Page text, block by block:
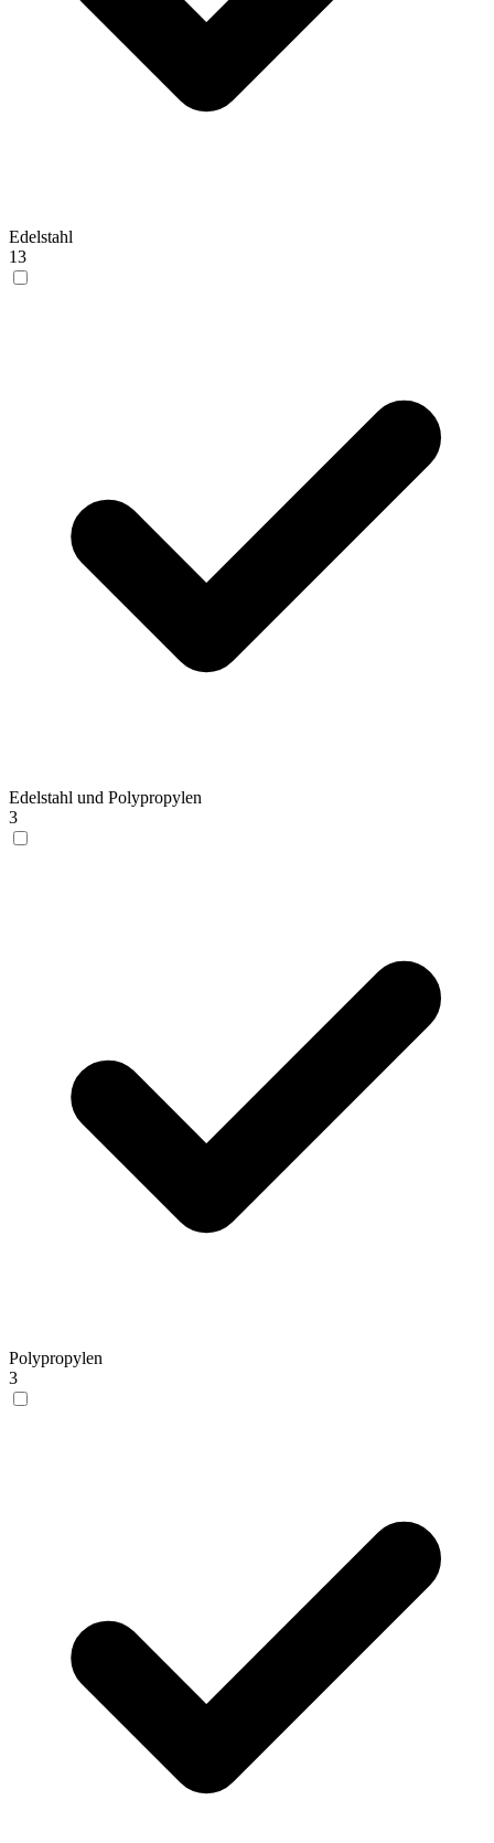
Edelstahl
13
Edelstahl und Polypropylen
3
Polypropylen
3